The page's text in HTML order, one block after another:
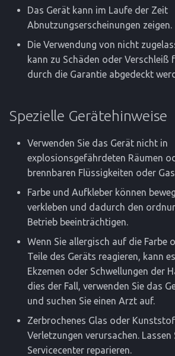
Das Gerät kann im Laufe der Zeit
Abnutzungserscheinungen zeigen.
Die Verwendung von nicht
kann zu Schäden oder Verschleiß
durch die Garantie abgedeckt
Spezielle Gerätehinweise
Verwenden Sie das Gerät nicht in
explosionsgefährdeten Räumen
brennbaren Flüssigkeiten oder
Farbe und Aufkleber können
verkleben und dadurch den
Betrieb beeinträchtigen.
Wenn Sie allergisch auf die Farbe
Teile des Geräts reagieren, kann
Ekzemen oder Schwellungen der
dies der Fall, verwenden Sie das
und suchen Sie einen Arzt auf.
Zerbrochenes Glas oder
Verletzungen verursachen. Lassen
Servicecenter reparieren.